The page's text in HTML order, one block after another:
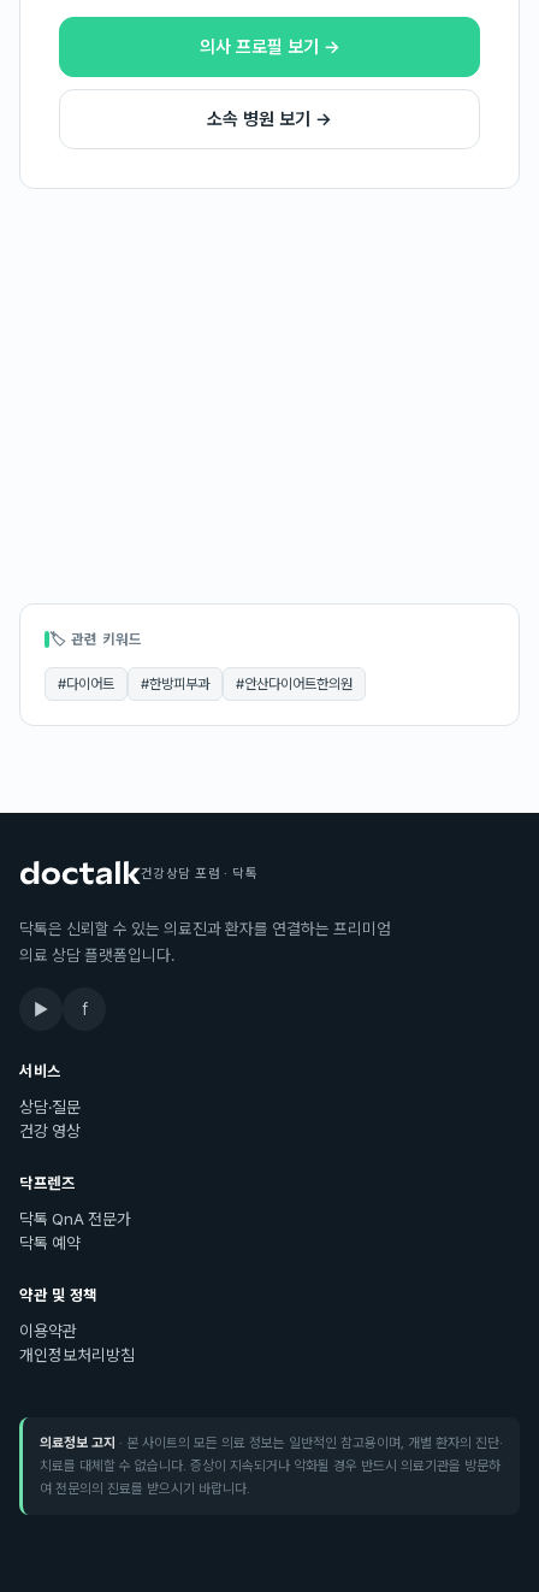
의사 프로필 보기 →
소속 병원 보기 →
🏷 관련 키워드
#다이어트 #한방피부과 #안산다이어트한의원
건강상담 포럼 · 닥톡
닥톡은 신뢰할 수 있는 의료진과 환자를 연결하는 프리미엄
의료 상담 플랫폼입니다.
▶ f
서비스
상담·질문
건강 영상
닥프렌즈
닥톡 QnA 전문가
닥톡 예약
약관 및 정책
이용약관
개인정보처리방침
의료정보 고지 · 본 사이트의 모든 의료 정보는 일반적인 참고용이며, 개별 환자의 진단·
치료를 대체할 수 없습니다. 증상이 지속되거나 악화될 경우 반드시 의료기관을 방문하
여 전문의의 진료를 받으시기 바랍니다.